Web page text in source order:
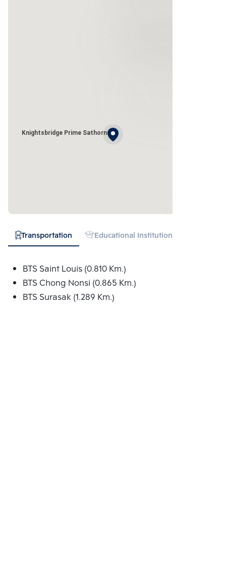
Knightsbridge Prime Sathorn
Transportation Educational Institution
BTS Saint Louis (0.810 Km.)
BTS Chong Nonsi (0.865 Km.)
BTS Surasak (1.289 Km.)